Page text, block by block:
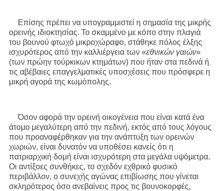
Επίσης πρέπει να υπογραμμιστεί η σημασία της μικρής
ορεινής ιδιοκτησίας. Το σκαμμένο με κόπο στην πλαγιά
του βουνού φτωχό μικροχώραφο, στάθηκε πόλος έλξης
ισχυρότερος από την καλλιέργεια των «εθνικών γαιών»
(των πρώην τούρκικων κτημάτων) που ήταν στα πεδινά ή
τις αβέβαιες επαγγελματικές υποσχέσεις που πρόσφερε η
μικρή αγορά της κωμόπολης.
Όσον αφορά την ορεινή οικογένεια που είναι κατά ένα
άτομο μεγαλύτερη από την πεδινή, εκτός από τους λόγους
που προαναφέρθηκαν για την ανάπτυξη των ορεινών
χωριών, είναι δυνατόν να υποθέσει κανείς ότι η
πατριαρχική δομή είναι ισχυρότερη στα μεγάλα υψόμετρα.
Οι αντίξοες συνθήκες, το σχεδόν εχθρικό φυσικό
περιβάλλον, ο συνεχής αγώνας επιβίωσης που γίνεται
σκληρότερος όσο ανεβαίνεις προς τις βουνοκορφές,